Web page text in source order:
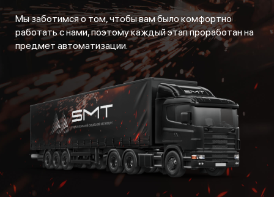
Мы заботимся о том, чтобы вам было комфортно
работать с нами, поэтому каждый этап проработан на
предмет автоматизации.